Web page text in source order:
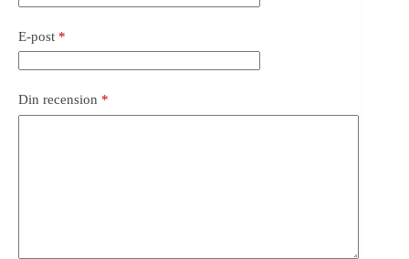
E-post *
Din recension *